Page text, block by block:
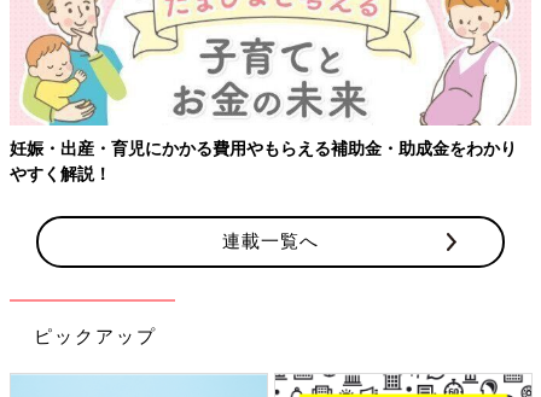
妊娠・出産・育児にかかる費用やもらえる補助金・助成金をわかり
やすく解説！
連載一覧へ
ピックアップ